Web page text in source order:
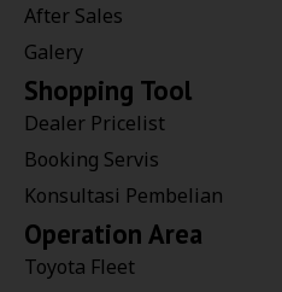
After Sales
Galery
Shopping Tool
Dealer Pricelist
Booking Servis
Konsultasi Pembelian
Operation Area
Toyota Fleet